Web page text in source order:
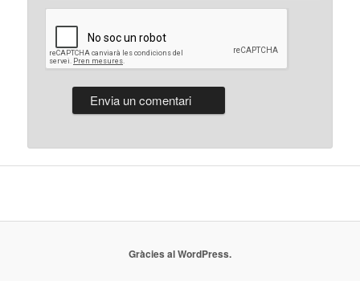
Gràcies al WordPress.